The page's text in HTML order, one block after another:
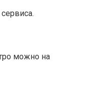
можно на